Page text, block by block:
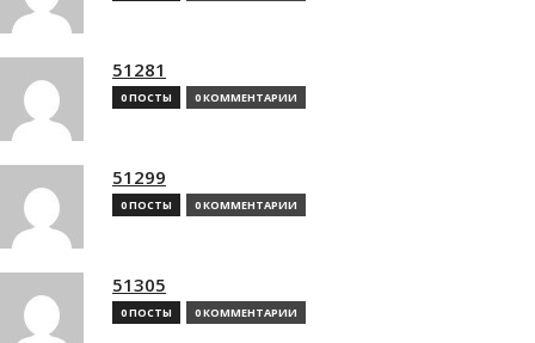
51281
0 ПОСТЫ 0 КОММЕНТАРИИ
51299
0 ПОСТЫ 0 КОММЕНТАРИИ
51305
0 ПОСТЫ 0 КОММЕНТАРИИ